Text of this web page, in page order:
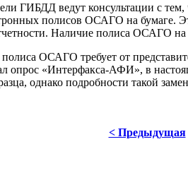
ГИБДД ведут консультации с
полисов ОСАГО на бумаге.
Наличие полиса ОСАГО
ОСАГО требует от
опрос «Интерфакса-АФИ», в
однако подробности такой
< Предыдущая